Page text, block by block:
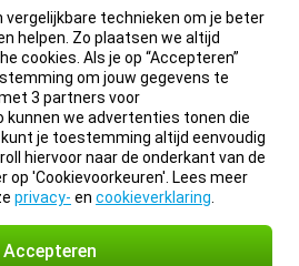
vergelijkbare technieken om je beter
helpen. Zo plaatsen we altijd
cookies. Als je op “Accepteren”
om jouw gegevens te
3 partners voor
kunnen we advertenties tonen die
je toestemming altijd eenvoudig
hiervoor naar de onderkant van de
op 'Cookievoorkeuren'. Lees meer
privacy- en cookieverklaring
Accepteren